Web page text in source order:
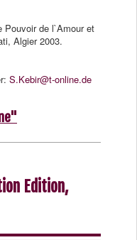
Pouvoir de l`Amour et
Algier 2003.
S.Kebir@t-online.de
Edition,